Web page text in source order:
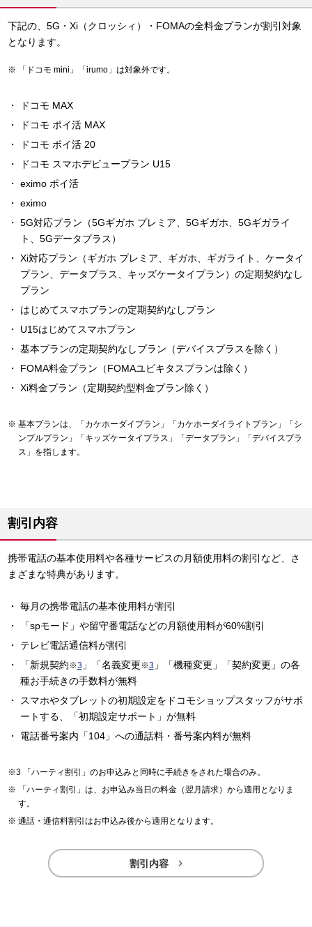
下記の、5G・Xi（クロッシィ）・FOMAの全料金プランが割引対象
となります。
「ドコモ mini」「irumo」は対象外です。
ドコモ MAX
ドコモ ポイ活 MAX
ドコモ ポイ活 20
ドコモ スマホデビュープラン U15
eximo ポイ活
eximo
5G対応プラン（5Gギガホ プレミア、5Gギガホ、5Gギガライ
ト、5Gデータプラス）
Xi対応プラン（ギガホ プレミア、ギガホ、ギガライト、ケータイ
プラン、データプラス、キッズケータイプラン）の定期契約なし
プラン
はじめてスマホプランの定期契約なしプラン
U15はじめてスマホプラン
基本プランの定期契約なしプラン（デバイスプラスを除く）
FOMA料金プラン（FOMAユビキタスプランは除く）
Xi料金プラン（定期契約型料金プラン除く）
基本プランは、「カケホーダイプラン」「カケホーダイライトプラン」「シ
ンプルプラン」「キッズケータイプラス」「データプラン」「デバイスプラ
ス」を指します。
割引内容
携帯電話の基本使用料や各種サービスの月額使用料の割引など、さ
まざまな特典があります。
毎月の携帯電話の基本使用料が割引
「spモード」や留守番電話などの月額使用料が60%割引
テレビ電話通信料が割引
「新規契約※3」「名義変更※3」「機種変更」「契約変更」の各
種お手続きの手数料が無料
スマホやタブレットの初期設定をドコモショップスタッフがサポ
ートする、「初期設定サポート」が無料
電話番号案内「104」への通話料・番号案内料が無料
「ハーティ割引」のお申込みと同時に手続きをされた場合のみ。
「ハーティ割引」は、お申込み当日の料金（翌月請求）から適用となりま
す。
通話・通信料割引はお申込み後から適用となります。
割引内容 